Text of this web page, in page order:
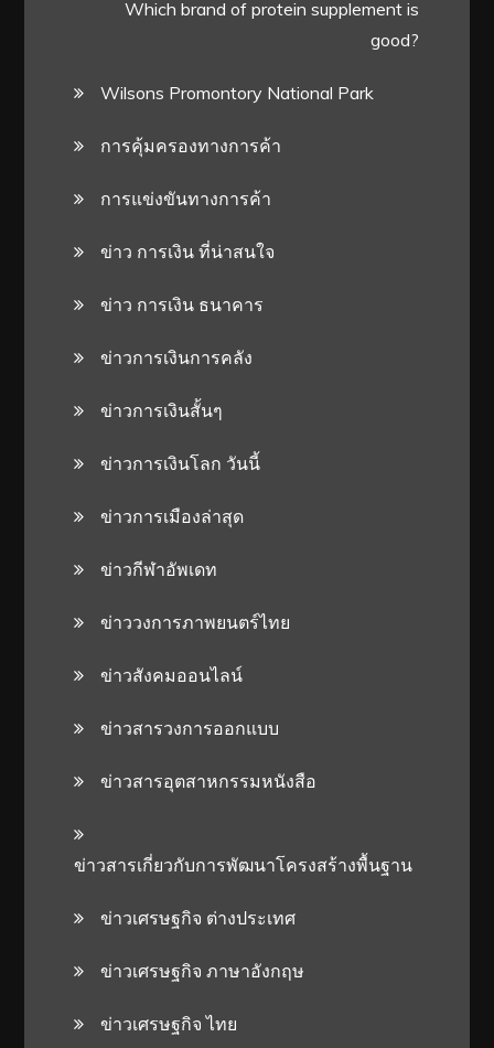
Which brand of protein supplement is
good?
Wilsons Promontory National Park
การคุ้มครองทางการค้า
การแข่งขันทางการค้า
ข่าว การเงิน ที่น่าสนใจ
ข่าว การเงิน ธนาคาร
ข่าวการเงินการคลัง
ข่าวการเงินสั้นๆ
ข่าวการเงินโลก วันนี้
ข่าวการเมืองล่าสุด
ข่าวกีฬาอัพเดท
ข่าววงการภาพยนตร์ไทย
ข่าวสังคมออนไลน์
ข่าวสารวงการออกแบบ
ข่าวสารอุตสาหกรรมหนังสือ
ข่าวสารเกี่ยวกับการพัฒนาโครงสร้างพื้นฐาน
ข่าวเศรษฐกิจ ต่างประเทศ
ข่าวเศรษฐกิจ ภาษาอังกฤษ
ข่าวเศรษฐกิจ ไทย